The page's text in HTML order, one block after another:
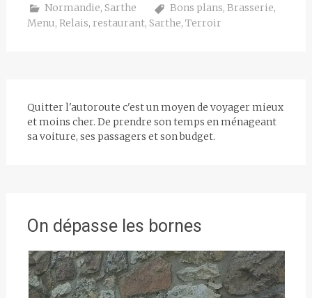
Normandie, Sarthe Bons plans, Brasserie,
Menu, Relais, restaurant, Sarthe, Terroir
Quitter l'autoroute c'est un moyen de voyager mieux
et moins cher. De prendre son temps en ménageant
sa voiture, ses passagers et son budget.
On dépasse les bornes